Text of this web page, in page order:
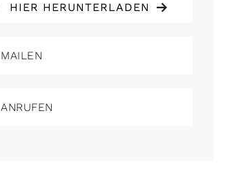
HIER HERUNTERLADEN
MAILEN
ANRUFEN